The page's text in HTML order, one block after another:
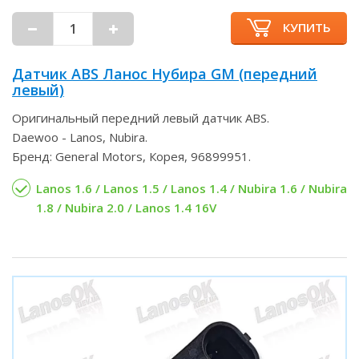
КУПИТЬ
Датчик ABS Ланос Нубира GM (передний
левый)
Оригинальный передний левый датчик ABS.
Daewoo - Lanos, Nubira.
Бренд: General Motors, Корея, 96899951.
Lanos 1.6 / Lanos 1.5 / Lanos 1.4 / Nubira 1.6 / Nubira
1.8 / Nubira 2.0 / Lanos 1.4 16V